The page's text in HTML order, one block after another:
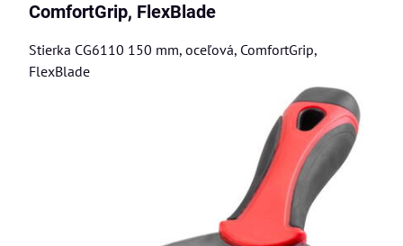
ComfortGrip, FlexBlade
Stierka CG6110 150 mm, oceľová, ComfortGrip,
FlexBlade